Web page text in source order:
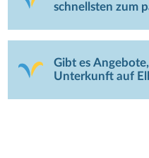
schnellsten zum
Gibt es
Unterkunft auf